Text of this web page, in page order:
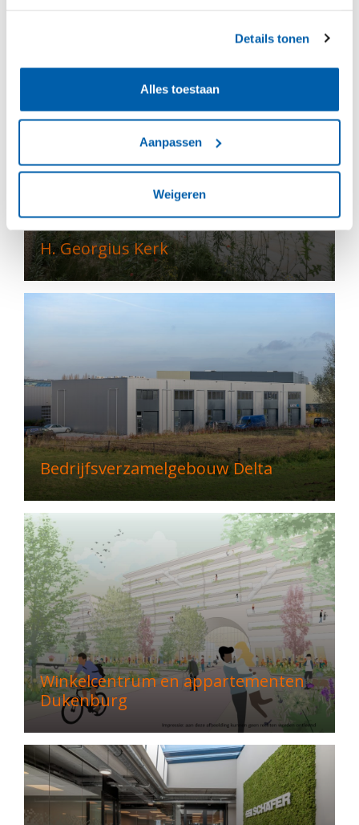
Details tonen
Alles toestaan
Aanpassen
Weigeren
H. Georgius Kerk
Bedrijfsverzamelgebouw Delta
Winkelcentrum en appartementen
Dukenburg